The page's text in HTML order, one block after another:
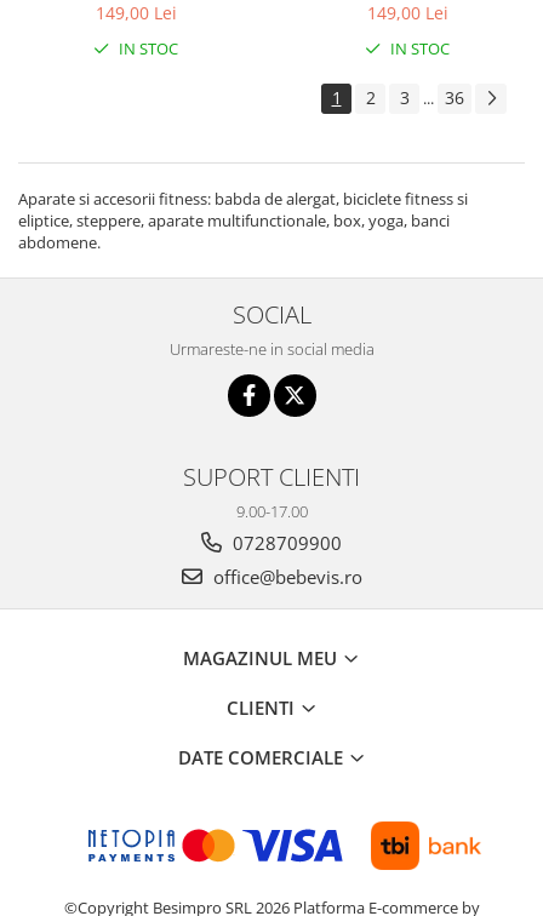
149,00 Lei
IN STOC
149,00 Lei
IN STOC
1 2 3 ... 36
Aparate si accesorii fitness: babda de alergat, biciclete fitness si
eliptice, steppere, aparate multifunctionale, box, yoga, banci
abdomene.
SOCIAL
Urmareste-ne in social media
SUPORT CLIENTI
9.00-17.00
0728709900
office@bebevis.ro
MAGAZINUL MEU
CLIENTI
DATE COMERCIALE
©Copyright Besimpro SRL 2026 Platforma E-commerce by